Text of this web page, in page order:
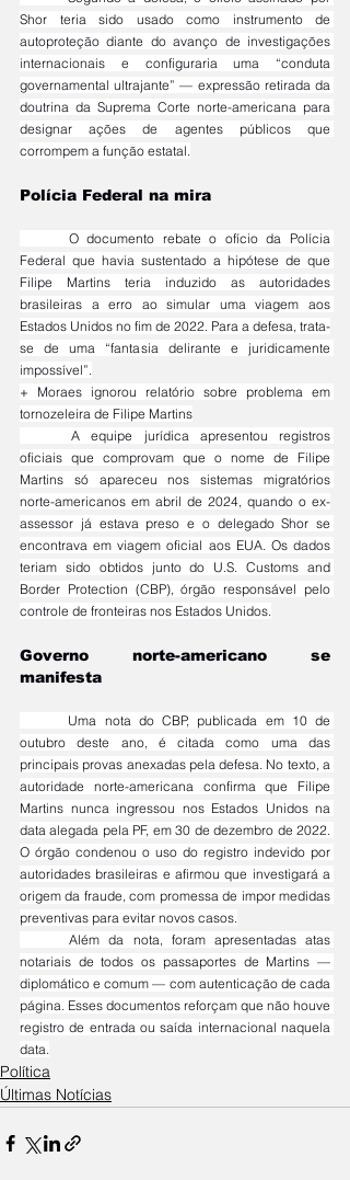
Shor teria sido usado como instrumento de
autoproteção diante do avanço de investigações
internacionais e configuraria uma “conduta
governamental ultrajante” — expressão retirada da
doutrina da Suprema Corte norte-americana para
designar ações de agentes públicos que
corrompem a função estatal.
Polícia Federal na mira
Federal que havia sustentado a hipótese de que
Filipe Martins teria induzido as autoridades
brasileiras a erro ao simular uma viagem aos
Estados Unidos no fim de 2022. Para a defesa, trata-
se de uma “fantasia delirante e juridicamente
impossível”.
+ Moraes ignorou relatório sobre problema em
tornozeleira de Filipe Martins
	A equipe jurídica apresentou registros
oficiais que comprovam que o nome de Filipe
Martins só apareceu nos sistemas migratórios
norte-americanos em abril de 2024, quando o ex-
assessor já estava preso e o delegado Shor se
encontrava em viagem oficial aos EUA. Os dados
teriam sido obtidos junto do U.S. Customs and
Border Protection (CBP), órgão responsável pelo
controle de fronteiras nos Estados Unidos.
Governo norte-americano se
manifesta
outubro deste ano, é citada como uma das
principais provas anexadas pela defesa. No texto, a
autoridade norte-americana confirma que Filipe
Martins nunca ingressou nos Estados Unidos na
data alegada pela PF, em 30 de dezembro de 2022.
O órgão condenou o uso do registro indevido por
autoridades brasileiras e afirmou que investigará a
origem da fraude, com promessa de impor medidas
preventivas para evitar novos casos.
	Além da nota, foram apresentadas atas
notariais de todos os passaportes de Martins —
diplomático e comum — com autenticação de cada
página. Esses documentos reforçam que não houve
registro de entrada ou saída internacional naquela
data.
Política
Últimas Notícias